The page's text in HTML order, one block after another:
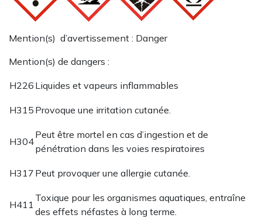
Mention(s) d’avertissement : Danger
Mention(s) de dangers :
H226 Liquides et vapeurs inflammables
H315 Provoque une irritation cutanée.
H304
Peut être mortel en cas d’ingestion et de
pénétration dans les voies respiratoires
H317 Peut provoquer une allergie cutanée.
H411
Toxique pour les organismes aquatiques, entraîne
des effets néfastes à long terme.